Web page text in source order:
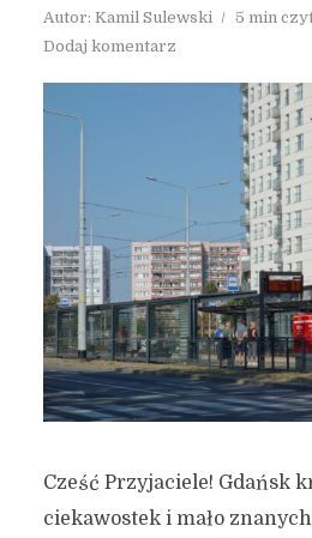
Autor: Kamil Sulewski
5 min
Dodaj komentarz
Cześć Przyjaciele! Gdańsk
ciekawostek i mało